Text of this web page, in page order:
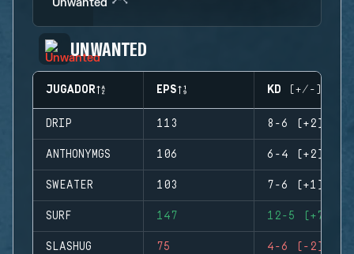
UNWANTED
JUGADOR EPS KD (+/-)
DRIP 113 8-6 (+2)
ANTHONYMGS 106 6-4 (+2)
SWEATER 103 7-6 (+1)
SURF 147 12-5 (+7)
SLASHUG 75 4-6 (-2)